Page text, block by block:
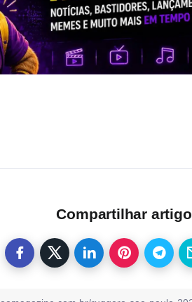
Compartilhar artigo